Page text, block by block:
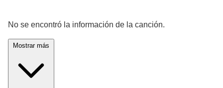
No se encontró la información de la canción.